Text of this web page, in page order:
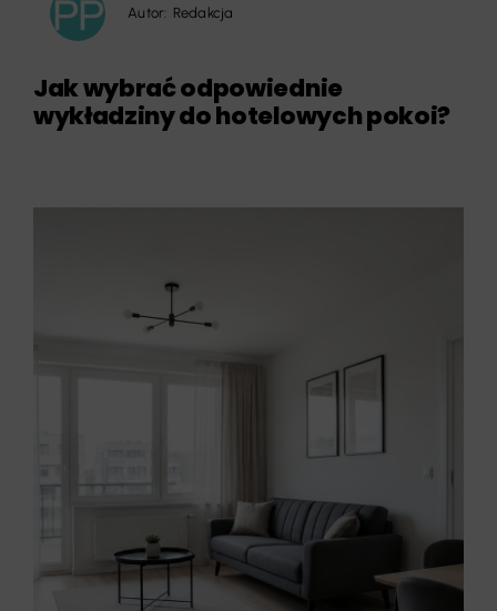
Autor: Redakcja
Jak wybrać odpowiednie
wykładziny do hotelowych pokoi?